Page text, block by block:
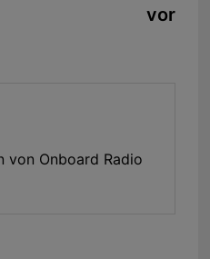
vor
von Onboard Radio